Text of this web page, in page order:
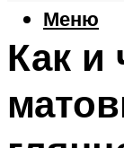
Меню
Как и